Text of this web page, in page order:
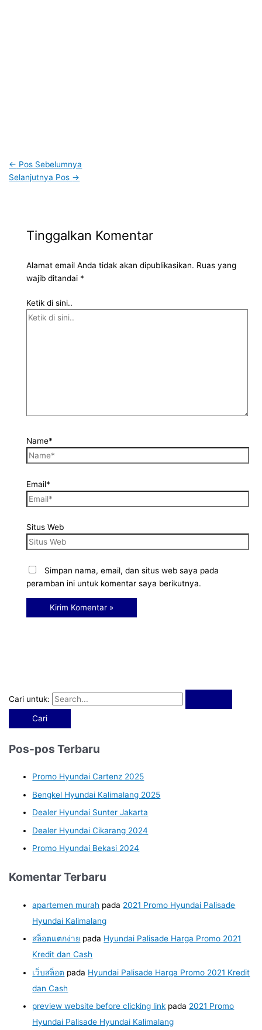
Cari untuk:
Pos-pos Terbaru
Promo Hyundai Cartenz 2025
Bengkel Hyundai Kalimalang 2025
Dealer Hyundai Sunter Jakarta
Dealer Hyundai Cikarang 2024
Promo Hyundai Bekasi 2024
Komentar Terbaru
apartemen murah pada 2021 Promo Hyundai Palisade
Hyundai Kalimalang
สล็อตแตกง่าย pada Hyundai Palisade Harga Promo 2021
Kredit dan Cash
เว็บสล็อต pada Hyundai Palisade Harga Promo 2021 Kredit
dan Cash
preview website before clicking link pada 2021 Promo
Hyundai Palisade Hyundai Kalimalang
← Pos Sebelumnya
Selanjutnya Pos →
Tinggalkan Komentar
Alamat email Anda tidak akan dipublikasikan. Ruas yang
wajib ditandai *
Ketik di sini..
Name*
Email*
Situs Web
Simpan nama, email, dan situs web saya pada
peramban ini untuk komentar saya berikutnya.